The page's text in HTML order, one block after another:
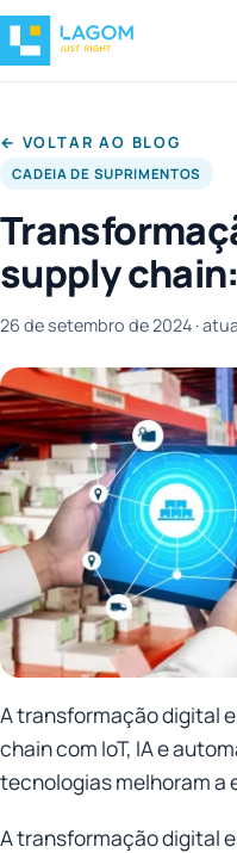
← VOLTAR AO BLOG
CADEIA DE SUPRIMENTOS
supply
26 de setembro de 2024 ·
A transformação digital
chain com IoT, IA e
tecnologias melhoram a
A transformação digital